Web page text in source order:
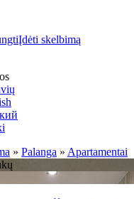
Įdėti skelbimą
» Palanga » Apartamentai